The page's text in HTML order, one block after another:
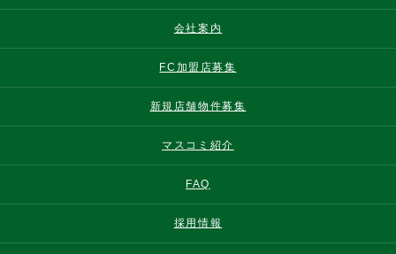
会社案内
FC加盟店募集
新規店舗物件募集
マスコミ紹介
FAQ
採用情報